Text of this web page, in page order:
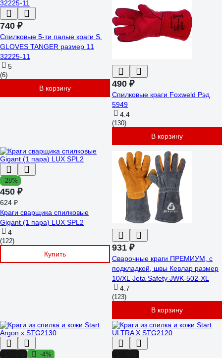
740 ₽
Спилковые 5-ти палые краги S.
GLOVES TANGER размер 11
32225-11
5
(6)
В корзину 490 ₽
Спилковые краги Foxweld Рэд
5949
4.4
(130)
В корзину
-28%
450 ₽
624 ₽
Краги сварщика спилковые
Gigant (1 пара) LUX SPL2
4
(122)
Купить
931 ₽
Сварочные краги ПРЕМИУМ, с
подкладкой, швы Кевлар размер
10/XL Jeta Safety JWK-502-XL
4.7
(123)
В корзину
-4%